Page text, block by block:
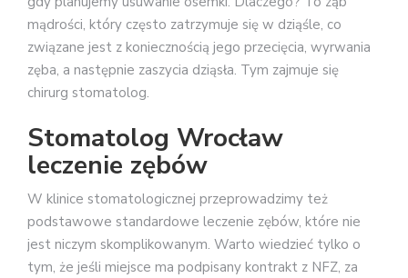
mądrości, który często zatrzymuje się w dziąśle, co
związane jest z koniecznością jego przecięcia, wyrwania
zęba, a następnie zaszycia dziąsła. Tym zajmuje się
chirurg stomatolog.
Stomatolog Wrocław
leczenie zębów
W klinice stomatologicznej przeprowadzimy też
podstawowe standardowe leczenie zębów, które nie
jest niczym skomplikowanym. Warto wiedzieć tylko o
tym, że jeśli miejsce ma podpisany kontrakt z NFZ, za